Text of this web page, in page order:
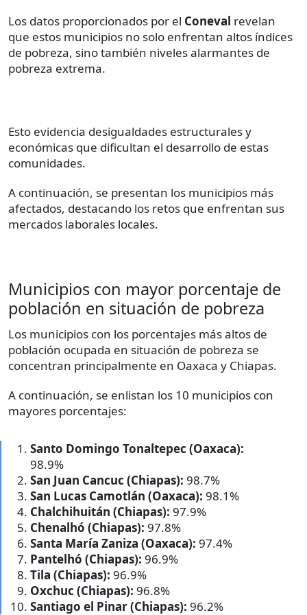
Los datos proporcionados por el Coneval revelan
que estos municipios no solo enfrentan altos índices
de pobreza, sino también niveles alarmantes de
pobreza extrema.
Esto evidencia desigualdades estructurales y
económicas que dificultan el desarrollo de estas
comunidades.
A continuación, se presentan los municipios más
afectados, destacando los retos que enfrentan sus
mercados laborales locales.
Municipios con mayor porcentaje de
población en situación de pobreza
Los municipios con los porcentajes más altos de
población ocupada en situación de pobreza se
concentran principalmente en Oaxaca y Chiapas.
A continuación, se enlistan los 10 municipios con
mayores porcentajes:
Santo Domingo Tonaltepec (Oaxaca):
98.9%
San Juan Cancuc (Chiapas): 98.7%
San Lucas Camotlán (Oaxaca): 98.1%
Chalchihuitán (Chiapas): 97.9%
Chenalhó (Chiapas): 97.8%
Santa María Zaniza (Oaxaca): 97.4%
Pantelhó (Chiapas): 96.9%
Tila (Chiapas): 96.9%
Oxchuc (Chiapas): 96.8%
Santiago el Pinar (Chiapas): 96.2%